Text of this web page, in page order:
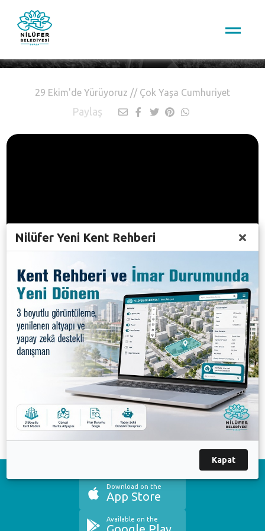
29 Ekim'de Yürüyoruz // Çok Yaşa Cumhuriyet
Paylaş
Biz Cumhuriyet'i çok seviyoruz.
Devrimleriyle, ilkeleriyle,
türküsüyle, coşkusuyla...
Atamıza duyduğumuz saygıyla her 29 Ekim'de olduğu
gibi yan yana, el ele büyük bir coşkuyla yürüyoruz.
Bütün Bursalıları 29 Ekim saat 19:00'da FSM Bulvarı
Acıbadem Kavşağı'na bekliyoruz.
#ÇokYaşaCumhuriyet
Cumhuriyet Bayramı
Download on the
App Store
Available on the
Nilüfer Yeni Kent Rehberi
Kapat